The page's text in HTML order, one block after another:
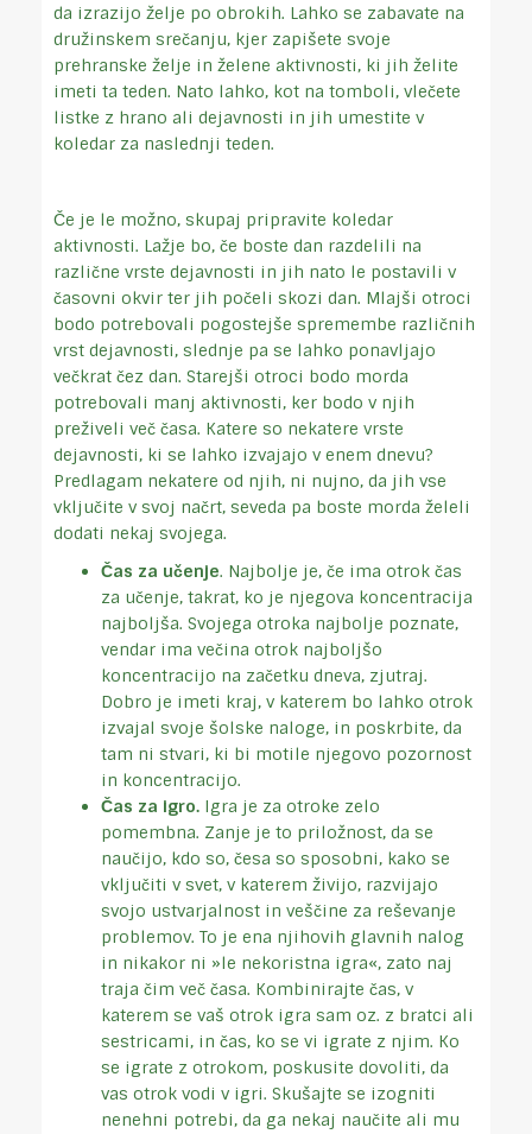
da izrazijo želje po obrokih. Lahko se zabavate na
družinskem srečanju, kjer zapišete svoje
prehranske želje in želene aktivnosti, ki jih želite
imeti ta teden. Nato lahko, kot na tomboli, vlečete
listke z hrano ali dejavnosti in jih umestite v
koledar za naslednji teden.
Če je le možno, skupaj pripravite koledar
aktivnosti. Lažje bo, če boste dan razdelili na
različne vrste dejavnosti in jih nato le postavili v
časovni okvir ter jih počeli skozi dan. Mlajši otroci
bodo potrebovali pogostejše spremembe različnih
vrst dejavnosti, slednje pa se lahko ponavljajo
večkrat čez dan. Starejši otroci bodo morda
potrebovali manj aktivnosti, ker bodo v njih
preživeli več časa. Katere so nekatere vrste
dejavnosti, ki se lahko izvajajo v enem dnevu?
Predlagam nekatere od njih, ni nujno, da jih vse
vključite v svoj načrt, seveda pa boste morda želeli
dodati nekaj svojega.
Čas za učenje. Najbolje je, če ima otrok čas
za učenje, takrat, ko je njegova koncentracija
najboljša. Svojega otroka najbolje poznate,
vendar ima večina otrok najboljšo
koncentracijo na začetku dneva, zjutraj.
Dobro je imeti kraj, v katerem bo lahko otrok
izvajal svoje šolske naloge, in poskrbite, da
tam ni stvari, ki bi motile njegovo pozornost
in koncentracijo.
Čas za igro. Igra je za otroke zelo
pomembna. Zanje je to priložnost, da se
naučijo, kdo so, česa so sposobni, kako se
vključiti v svet, v katerem živijo, razvijajo
svojo ustvarjalnost in veščine za reševanje
problemov. To je ena njihovih glavnih nalog
in nikakor ni »le nekoristna igra«, zato naj
traja čim več časa. Kombinirajte čas, v
katerem se vaš otrok igra sam oz. z bratci ali
sestricami, in čas, ko se vi igrate z njim. Ko
se igrate z otrokom, poskusite dovoliti, da
vas otrok vodi v igri. Skušajte se izogniti
nenehni potrebi, da ga nekaj naučite ali mu